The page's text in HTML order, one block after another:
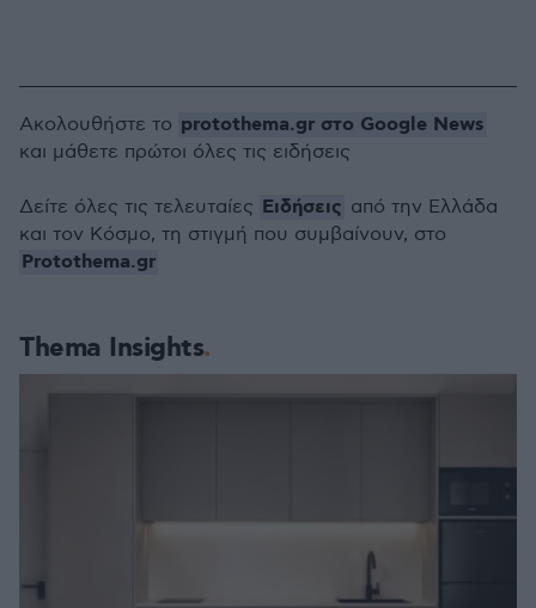
Thema Insights
Ακολουθήστε το protothema.gr στο Google News
και μάθετε πρώτοι όλες τις ειδήσεις
Δείτε όλες τις τελευταίες Ειδήσεις από την Ελλάδα
και τον Κόσμο, τη στιγμή που συμβαίνουν, στο
Protothema.gr